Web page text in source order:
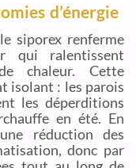
d’énergie
siporex renferme
qui ralentissent
chaleur. Cette
isolant : les parois
les déperditions
en été. En
réduction des
donc par